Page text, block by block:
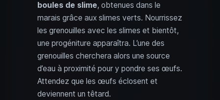
boules de slime, obtenues dans le
marais grâce aux slimes verts. Nourrissez
les grenouilles avec les slimes et bientôt,
une progéniture apparaîtra. L’une des
grenouilles cherchera alors une source
d’eau à proximité pour y pondre ses œufs.
Attendez que les œufs éclosent et
deviennent un têtard.